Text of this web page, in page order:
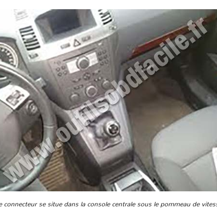
connecteur se situe dans la console centrale sous le pommeau de